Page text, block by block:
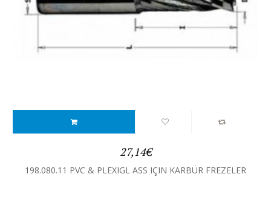
198.080.11 PVC & PLEXIGL ASS IÇIN KARBÜR FREZELER
27,14€